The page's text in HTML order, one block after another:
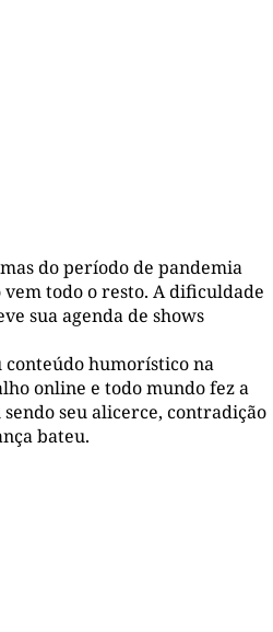
do período de pandemia
todo o resto. A dificuldade
sua agenda de shows
humorístico na
online e todo mundo fez a
seu alicerce, contradição
bateu.